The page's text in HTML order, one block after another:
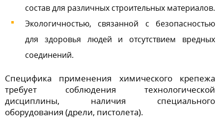
состав для различных строительных материалов.
Экологичностью, связанной с безопасностью
для здоровья людей и отсутствием вредных
соединений.
Специфика применения химического крепежа
требует соблюдения технологической
дисциплины, наличия специального
оборудования (дрели, пистолета).